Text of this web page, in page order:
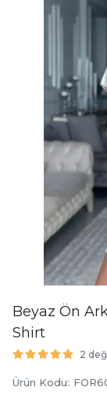
Beyaz Ön
Shirt
2
Ürün Kodu: